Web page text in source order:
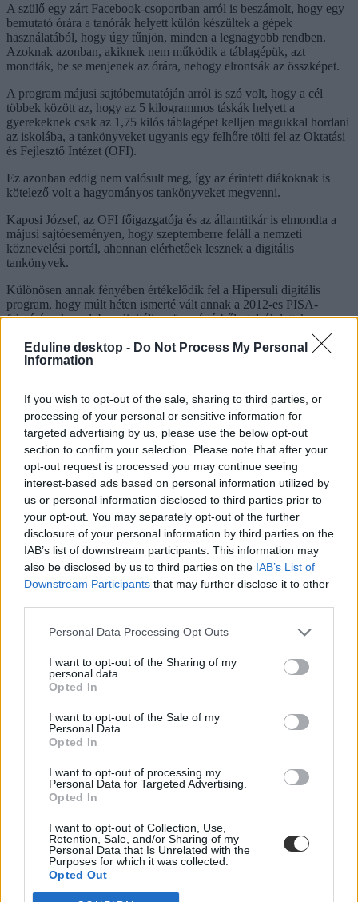
Eduline desktop - Do Not Process My Personal
Information
If you wish to opt-out of the sale, sharing to third parties, or
processing of your personal or sensitive information for
targeted advertising by us, please use the below opt-out
section to confirm your selection. Please note that after your
opt-out request is processed you may continue seeing
interest-based ads based on personal information utilized by
us or personal information disclosed to third parties prior to
your opt-out. You may separately opt-out of the further
disclosure of your personal information by third parties on the
IAB’s list of downstream participants. This information may
also be disclosed by us to third parties on the IAB’s List of
Downstream Participants that may further disclose it to other
Personal Data Processing Opt Outs
I want to opt-out of the Sharing of my
personal data.
Opted In
I want to opt-out of the Sale of my
Personal Data.
Opted In
I want to opt-out of processing my
Personal Data for Targeted Advertising.
Opted In
I want to opt-out of Collection, Use,
Retention, Sale, and/or Sharing of my
Personal Data that Is Unrelated with the
Purposes for which it was collected.
Opted Out
A szülő egy zárt Facebook-csoportban arról is beszámolt, hogy egy
bemutató órára a tanórák helyett külön készültek a gépek
használatából, hogy úgy tűnjön, minden a legnagyobb rendben.
Azoknak azonban, akiknek nem működik a táblagépük, azt
mondták, be se menjenek az órára, nehogy elrontsák az összképet.
A program májusi sajtóbemutatóján arról is szó volt, hogy a cél
többek között az, hogy az 5 kilogrammos táskák helyett a
gyerekeknek csak az 1,75 kilós táblagépet kelljen magukkal hordani
az iskolába, a tankönyveket ugyanis egy felhőre tölti fel az Oktatási
és Fejlesztő Intézet (OFI).
Ez azonban eddig nem valósult meg, így az érintett diákoknak is
kötelező volt a hagyományos tankönyveket megvenni.
Kaposi József, az OFI főigazgatója és az államtitkár is elmondta a
májusi sajtóeseményen, hogy szeptemberre feláll a nemzeti
köznevelési portál, ahonnan elérhetőek lesznek a digitális
tankönyvek.
Különösen annak fényében értékelődik fel a Hipersuli digitális
program, hogy múlt héten ismerté vált annak a 2012-es PISA-
felmérésnek, melyben digitális szövegértésből utolsók lettek a
digitális tankönyv
hipersuli program
Hozzászólások
Mi a baj a 8 osztályos általános iskolával, és mi jöhet
helyette?
nem elszigetelt hibák, hanem a jelenlegi oktatási szerkezet
Gyarmathy Éva klinikai és neveléslélektani szakpszichológus,
egyetemi tanár szerint.
Kurucz-Gáspár Tünde
Dolgoznának az egyetem mellett, mégsem
vállalhatnak diákmunkát – több mint százezer
levelezős hallgatót érinthet a szabály
tagozatos hallgató vagyok, egyből húzni kezdték a szájukat” –
számolt be tapasztalatairól az Eduline-nak egy egyetemista. Példája
azonban korántsem egyedi: több levelezős hallgató számolt be
hasonló nehézségekről.